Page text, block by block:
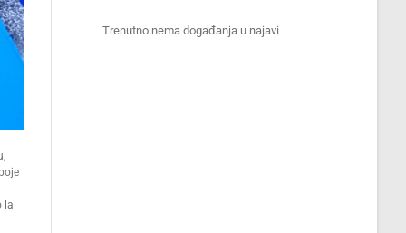
la
Trenutno nema događanja u najavi